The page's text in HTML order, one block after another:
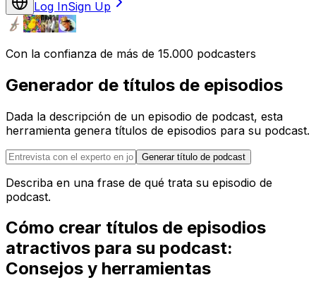
Log InSign Up
Con la confianza de más de 15.000 podcasters
Generador de títulos de episodios
Dada la descripción de un episodio de podcast, esta
herramienta genera títulos de episodios para su podcast.
Generar título de podcast
Describa en una frase de qué trata su episodio de
podcast.
Cómo crear títulos de episodios
atractivos para su podcast:
Consejos y herramientas